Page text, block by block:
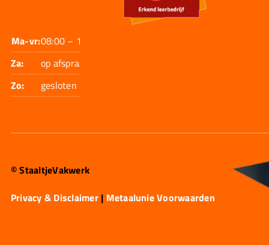
Ma-vr:08:00 – 17:30
Za:
op afspraak
Zo:
gesloten
© StaaltjeVakwerk
Privacy & Disclaimer| Metaalunie Voorwaarden